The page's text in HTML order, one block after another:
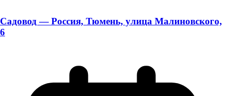
Садовод — Россия, Тюмень, улица Малиновского,
6